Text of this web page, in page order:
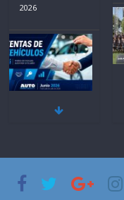
2026
Mercado
historia
11 de julio de